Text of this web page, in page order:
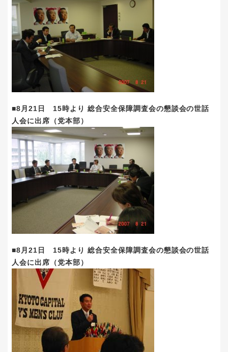
■8月21日 15時より 総合安全保障調査会の懇談会の世話
人会に出席（党本部）
■8月21日 15時より 総合安全保障調査会の懇談会の世話
人会に出席（党本部）